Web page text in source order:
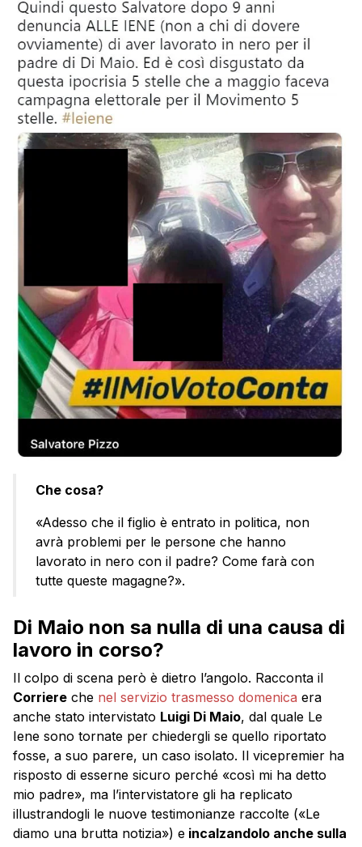
Che cosa?
«Adesso che il figlio è entrato in politica, non
avrà problemi per le persone che hanno
lavorato in nero con il padre? Come farà con
tutte queste magagne?».
Di Maio non sa nulla di una causa di
lavoro in corso?
Il colpo di scena però è dietro l’angolo. Racconta il
Corriere che nel servizio trasmesso domenica era
anche stato intervistato Luigi Di Maio, dal quale Le
Iene sono tornate per chiedergli se quello riportato
fosse, a suo parere, un caso isolato. Il vicepremier ha
risposto di esserne sicuro perché «così mi ha detto
mio padre», ma l’intervistatore gli ha replicato
illustrandogli le nuove testimonianze raccolte («Le
diamo una brutta notizia») e incalzandolo anche sulla